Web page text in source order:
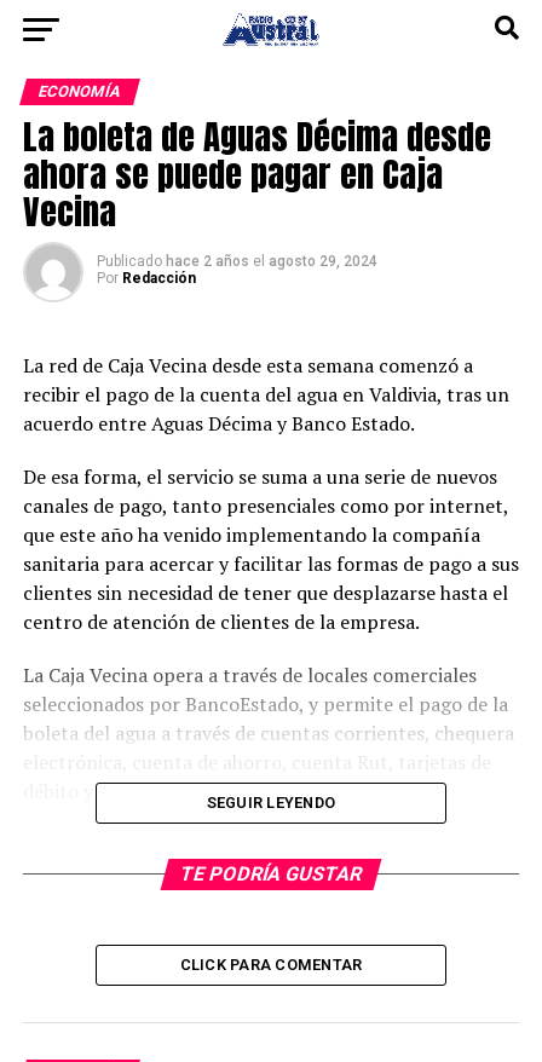
ECONOMÍA
La boleta de Aguas Décima desde
ahora se puede pagar en Caja
Vecina
Publicado hace 2 años el agosto 29, 2024
Por Redacción
La red de Caja Vecina desde esta semana comenzó a
recibir el pago de la cuenta del agua en Valdivia, tras un
acuerdo entre Aguas Décima y Banco Estado.
De esa forma, el servicio se suma a una serie de nuevos
canales de pago, tanto presenciales como por internet,
que este año ha venido implementando la compañía
sanitaria para acercar y facilitar las formas de pago a sus
clientes sin necesidad de tener que desplazarse hasta el
centro de atención de clientes de la empresa.
La Caja Vecina opera a través de locales comerciales
seleccionados por BancoEstado, y permite el pago de la
boleta del agua a través de cuentas corrientes, chequera
débito y crédito, y en efectivo.
locales adscritos a Caja Vecina, en tanto que en el radio
cual se refleja de forma automática en el sistema
comercial de Aguas Décima.
SEGUIR LEYENDO
TE PODRÍA GUSTAR
CLICK PARA COMENTAR